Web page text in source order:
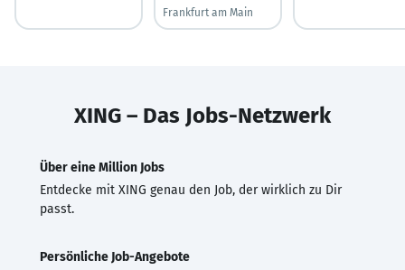
Frankfurt am Main
XING – Das Jobs-Netzwerk
Über eine Million Jobs
Entdecke mit XING genau den Job, der wirklich zu Dir
passt.
Persönliche Job-Angebote